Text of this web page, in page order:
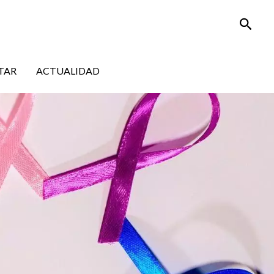
ACTUALIDAD